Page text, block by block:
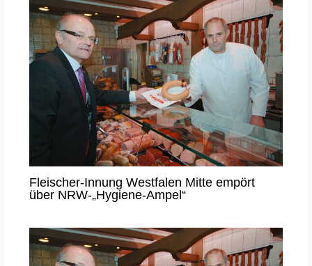
Fleischer-Innung Westfalen Mitte empört
über NRW-„Hygiene-Ampel“